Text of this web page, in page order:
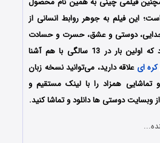
است؛ این فیلم به جوهر روابط انسانی از
و جدایی، دوستی و عشق، حسرت و حسادت
میان دو دوست می‌پردازد که اولین بار در 13 سالگی با هم آشنا
کره ای علاقه دارید، می‌توانید نسخه زبان
تماشایی همزاد را با ‌لینک مستقیم و
دوستی ها دانلود و تماشا کنید.